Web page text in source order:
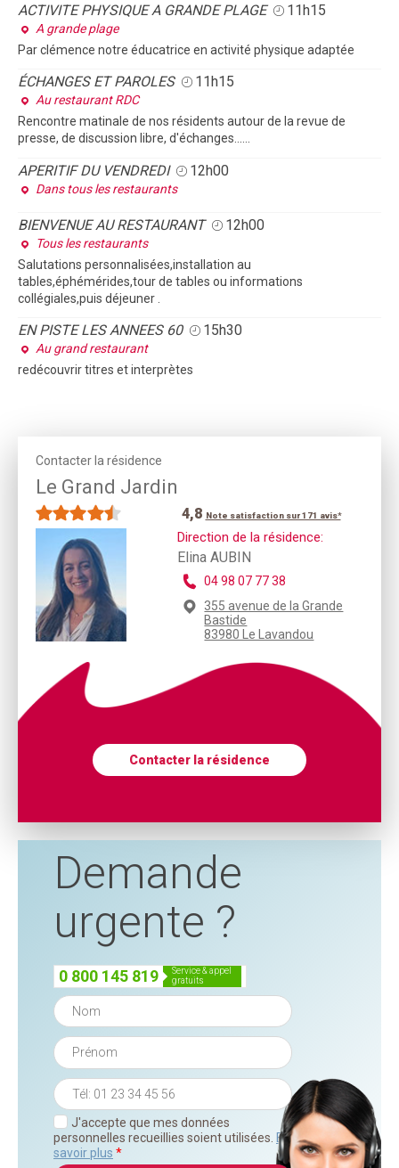
ACTIVITE PHYSIQUE A GRANDE PLAGE 11h15
A grande plage
Par clémence notre éducatrice en activité physique adaptée
ÉCHANGES ET PAROLES 11h15
Au restaurant RDC
Rencontre matinale de nos résidents autour de la revue de
presse, de discussion libre, d'échanges......
APERITIF DU VENDREDI 12h00
Dans tous les restaurants
BIENVENUE AU RESTAURANT 12h00
Tous les restaurants
Salutations personnalisées,installation au
tables,éphémérides,tour de tables ou informations
collégiales,puis déjeuner .
EN PISTE LES ANNEES 60 15h30
Au grand restaurant
redécouvrir titres et interprètes
Contacter la résidence
Le Grand Jardin
4,8 Note satisfaction sur 171 avis*
Direction de la résidence:
Elina AUBIN
04 98 07 77 38
355 avenue de la Grande
Bastide
83980 Le Lavandou
Contacter la résidence
Demande
urgente ?
0 800 145 819
service & appel
gratuits
J'accepte que mes données
personnelles recueillies soient utilisées. En
savoir plus *